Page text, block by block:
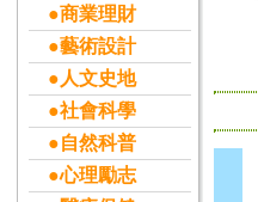
●商業理財
●藝術設計
●人文史地
●社會科學
●自然科普
●心理勵志